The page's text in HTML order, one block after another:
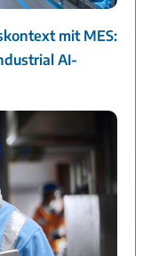
mit MES:
AI-